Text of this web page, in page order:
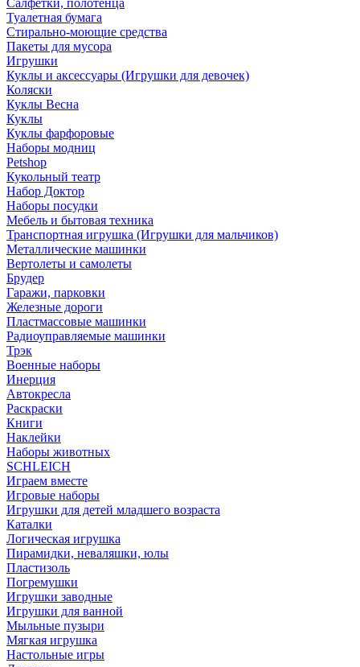
Салфетки, полотенца
Туалетная бумага
Стирально-моющие средства
Пакеты для мусора
Игрушки
Куклы и аксессуары (Игрушки для девочек)
Коляски
Куклы Весна
Куклы
Куклы фарфоровые
Наборы модниц
Petshop
Кукольный театр
Набор Доктор
Наборы посудки
Мебель и бытовая техника
Транспортная игрушка (Игрушки для мальчиков)
Металлические машинки
Вертолеты и самолеты
Брудер
Гаражи, парковки
Железные дороги
Пластмассовые машинки
Радиоуправляемые машинки
Трэк
Военные наборы
Инерция
Автокресла
Раскраски
Книги
Наклейки
Наборы животных
SCHLEICH
Играем вместе
Игровые наборы
Игрушки для детей младшего возраста
Каталки
Логическая игрушка
Пирамидки, неваляшки, юлы
Пластизоль
Погремушки
Игрушки заводные
Игрушки для ванной
Мыльные пузыри
Мягкая игрушка
Настольные игры